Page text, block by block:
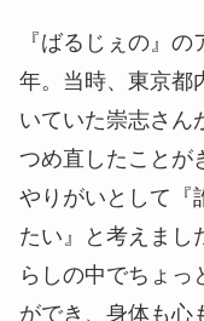
『ばるじぇの』
年。当時、東京都
いていた崇志さん
つめ直したことが
やりがいとして『
たい』と考えまし
らしの中でちょっ
ができ、身体も心